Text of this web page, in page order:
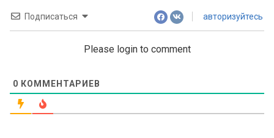
Подписаться авторизуйтесь
Please login to comment
0 КОММЕНТАРИЕВ